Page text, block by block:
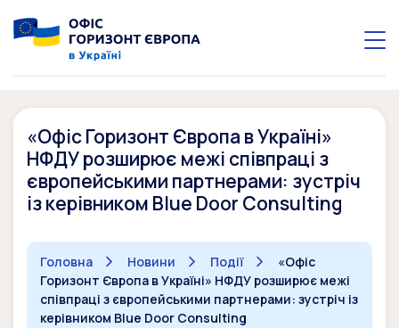
«Офіс Горизонт Європа в Україні»
НФДУ розширює межі співпраці з
європейськими партнерами: зустріч
із керівником Blue Door Consulting
Головна Новини Події
«Офіс
Горизонт Європа в Україні» НФДУ розширює межі
співпраці з європейськими партнерами: зустріч із
керівником Blue Door Consulting